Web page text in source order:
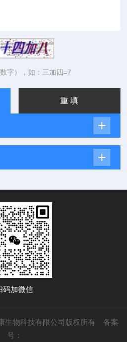
字），如：三加四=7
码加微信
生物科技有限公司版权所有 备案
号：